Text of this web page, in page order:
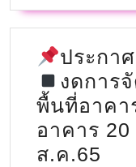
ประกา
งดการ
พื้นที่อาคา
อาคาร
ส.ค.65